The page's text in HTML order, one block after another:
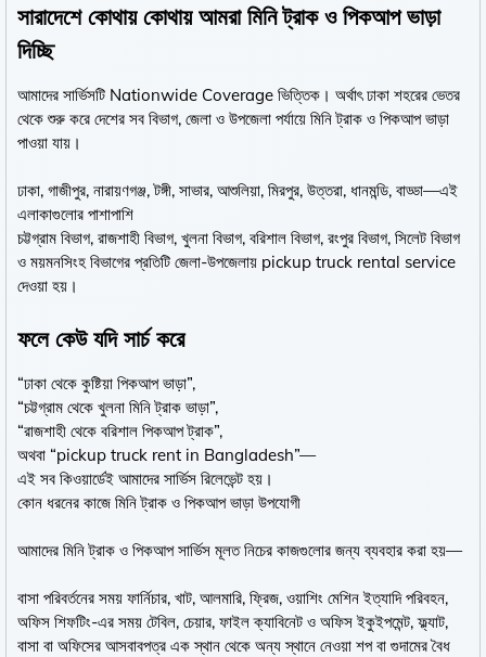
সারাদেশে কোথায় কোথায় আমরা মিনি ট্রাক ও পিকআপ ভাড়া
দিচ্ছি
আমাদের সার্ভিসটি Nationwide Coverage ভিত্তিক। অর্থাৎ ঢাকা শহরের ভেতর
থেকে শুরু করে দেশের সব বিভাগ, জেলা ও উপজেলা পর্যায়ে মিনি ট্রাক ও পিকআপ ভাড়া
পাওয়া যায়।
ঢাকা, গাজীপুর, নারায়ণগঞ্জ, টঙ্গী, সাভার, আশুলিয়া, মিরপুর, উত্তরা, ধানমন্ডি, বাড্ডা—এই
এলাকাগুলোর পাশাপাশি
চট্টগ্রাম বিভাগ, রাজশাহী বিভাগ, খুলনা বিভাগ, বরিশাল বিভাগ, রংপুর বিভাগ, সিলেট বিভাগ
ও ময়মনসিংহ বিভাগের প্রতিটি জেলা-উপজেলায় pickup truck rental service
দেওয়া হয়।
ফলে কেউ যদি সার্চ করে
“ঢাকা থেকে কুষ্টিয়া পিকআপ ভাড়া”,
“চট্টগ্রাম থেকে খুলনা মিনি ট্রাক ভাড়া”,
“রাজশাহী থেকে বরিশাল পিকআপ ট্রাক”,
অথবা “pickup truck rent in Bangladesh”—
এই সব কিওয়ার্ডেই আমাদের সার্ভিস রিলেভেন্ট হয়।
কোন ধরনের কাজে মিনি ট্রাক ও পিকআপ ভাড়া উপযোগী
আমাদের মিনি ট্রাক ও পিকআপ সার্ভিস মূলত নিচের কাজগুলোর জন্য ব্যবহার করা হয়—
বাসা পরিবর্তনের সময় ফার্নিচার, খাট, আলমারি, ফ্রিজ, ওয়াশিং মেশিন ইত্যাদি পরিবহন,
অফিস শিফটিং-এর সময় টেবিল, চেয়ার, ফাইল ক্যাবিনেট ও অফিস ইকুইপমেন্ট, ফ্ল্যাট,
বাসা বা অফিসের আসবাবপত্র এক স্থান থেকে অন্য স্থানে নেওয়া শপ বা গুদামের বৈধ